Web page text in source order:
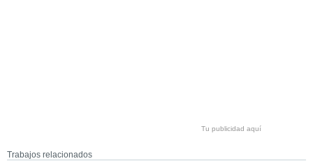
Tu publicidad aquí
Trabajos relacionados